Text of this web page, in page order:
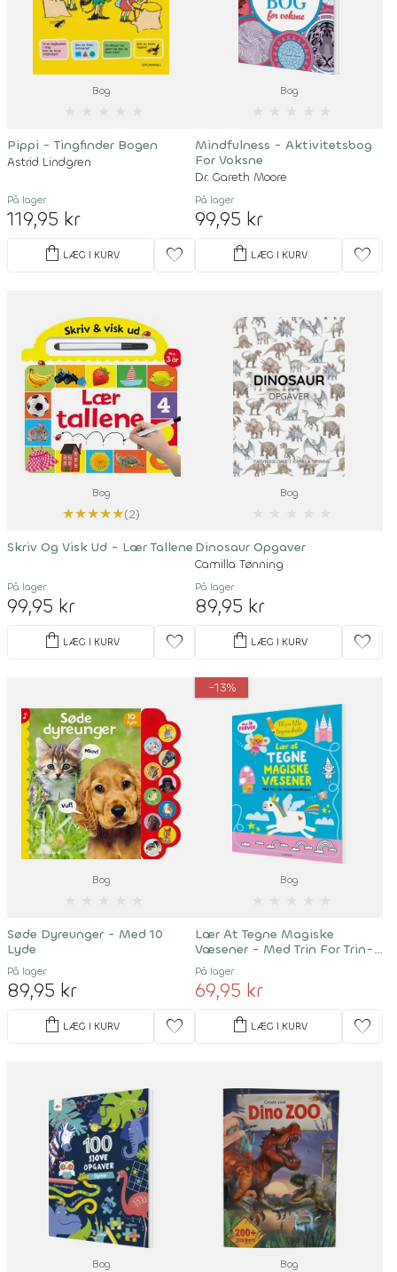
Bog
Pippi - Tingfinder Bogen
Astrid Lindgren
På lager
119,95 kr
shopping_bag LÆG I KURV favorite
Bog
Mindfulness - Aktivitetsbog
For Voksne
Dr. Gareth Moore
På lager
99,95 kr
shopping_bag LÆG I KURV favorite
Bog
★★★★★(2)
Skriv Og Visk Ud - Lær Tallene
På lager
99,95 kr
shopping_bag LÆG I KURV favorite
Bog
Dinosaur Opgaver
Camilla Tønning
På lager
89,95 kr
shopping_bag LÆG I KURV favorite
Bog
Søde Dyreunger - Med 10
Lyde
På lager
89,95 kr
shopping_bag LÆG I KURV favorite
-13%
Bog
Lær At Tegne Magiske
Væsener - Med Trin For Trin-
Instruktioner
På lager
69,95 kr
shopping_bag LÆG I KURV favorite
Bog Bog